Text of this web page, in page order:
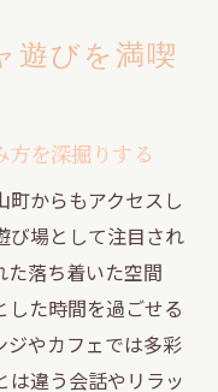
シーシャ体験と
さらに広げる方
シャを楽しむポ
らシーシャ
える癒しの過ご
遊びを満喫
方を深掘りする
からもアクセスし
び場として注目され
た落ち着いた空間
した時間を過ごせる
ジやカフェでは多彩
は違う会話やリラッ